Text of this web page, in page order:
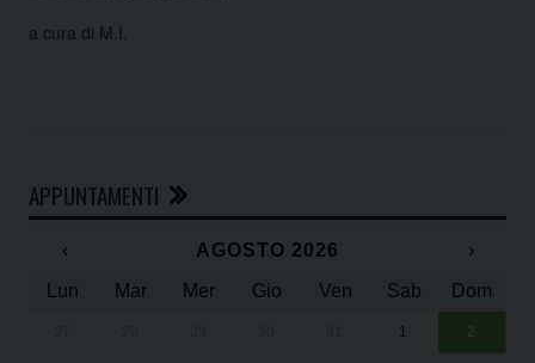
a cura di M.I.
APPUNTAMENTI
‹ AGOSTO 2026
›
Lun
Mar Mer Gio Ven Sab Dom
1 2